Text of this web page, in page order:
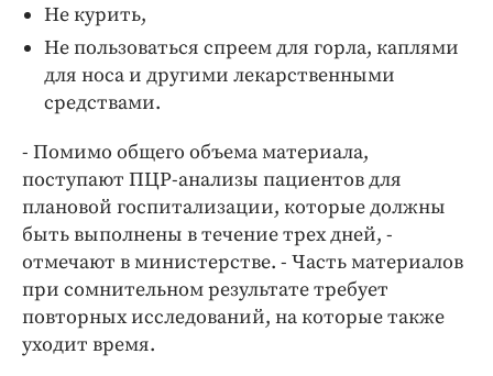
Не курить,
Не пользоваться спреем для горла, каплями
для носа и другими лекарственными
средствами.
- Помимо общего объема материала,
поступают ПЦР-анализы пациентов для
плановой госпитализации, которые должны
быть выполнены в течение трех дней, -
отмечают в министерстве. - Часть материалов
при сомнительном результате требует
повторных исследований, на которые также
уходит время.